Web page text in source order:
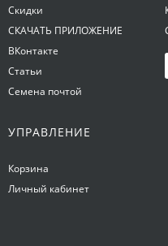
Скидки
СКАЧАТЬ ПРИЛОЖЕНИЕ
ВКонтакте
Статьи
Семена почтой
УПРАВЛЕНИЕ
Корзина
Личный кабинет